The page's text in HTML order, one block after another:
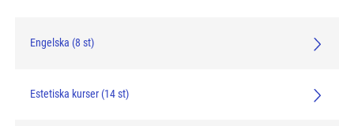
Engelska (8 st)
Estetiska kurser (14 st)